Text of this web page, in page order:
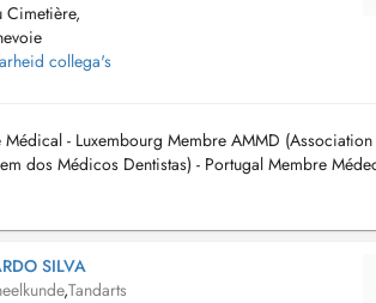
Cimetière,
collega's
- Luxembourg Membre AMMD
dos Médicos Dentistas) - Portugal Membre
SILVA
,Tandarts